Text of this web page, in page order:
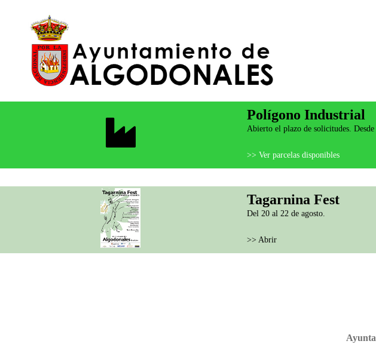
Polígono Industrial
Abierto el plazo de solicitudes.
>> Ver parcelas disponibles
Tagarnina Fest
Del 20 al 22 de agosto.
>> Abrir